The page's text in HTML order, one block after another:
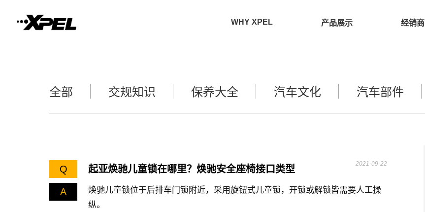
WHY XPEL 产品展示 经销商
全部 交规知识 保养大全 汽车文化 汽车部件
Q 起亚焕驰儿童锁在哪里？焕驰安全座椅接口类型 2021-09-22
A
焕驰儿童锁位于后排车门锁附近，采用旋钮式儿童锁，开锁或解锁皆需要人工操
纵。